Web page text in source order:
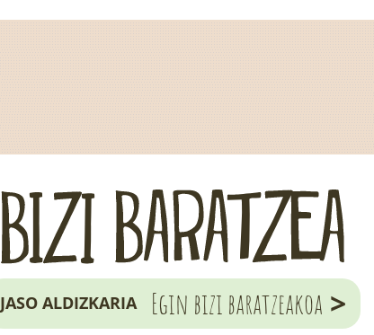
JASO ALDIZKARIA Egin bizi baratzeakoa >